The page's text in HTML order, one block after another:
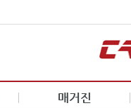
매거진